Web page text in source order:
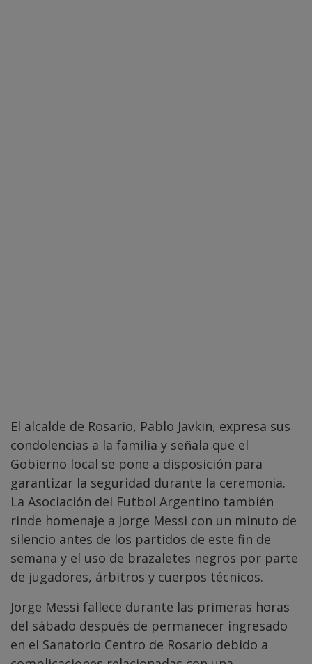
El alcalde de Rosario, Pablo Javkin, expresa sus
condolencias a la familia y señala que el
Gobierno local se pone a disposición para
garantizar la seguridad durante la ceremonia.
La Asociación del Futbol Argentino también
rinde homenaje a Jorge Messi con un minuto de
silencio antes de los partidos de este fin de
semana y el uso de brazaletes negros por parte
de jugadores, árbitros y cuerpos técnicos.
Jorge Messi fallece durante las primeras horas
del sábado después de permanecer ingresado
en el Sanatorio Centro de Rosario debido a